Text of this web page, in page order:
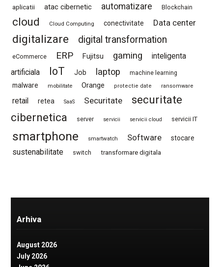
aplicatii atac cibernetic automatizare Blockchain
cloud Cloud Computing conectivitate Data center
digitalizare digital transformation
eCommerce ERP Fujitsu gaming
inteligenta
artificiala
IoT Job laptop machine learning
malware mobilitate Orange protectie date ransomware
retail retea SaaS Securitate
securitate
cibernetica
server servicii servicii cloud servicii IT
smartphone smartwatch Software stocare
sustenabilitate switch transformare digitala
Arhiva
August 2026
July 2026